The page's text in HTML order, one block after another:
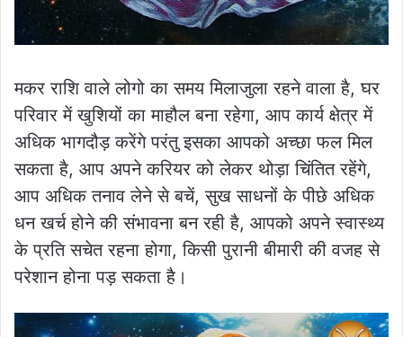
मकर राशि वाले लोगो का समय मिलाजुला रहने वाला है, घर
परिवार में खुशियों का माहौल बना रहेगा, आप कार्य क्षेत्र में
अधिक भागदौड़ करेंगे परंतु इसका आपको अच्छा फल मिल
सकता है, आप अपने करियर को लेकर थोड़ा चिंतित रहेंगे,
आप अधिक तनाव लेने से बचें, सुख साधनों के पीछे अधिक
धन खर्च होने की संभावना बन रही है, आपको अपने स्वास्थ्य
के प्रति सचेत रहना होगा, किसी पुरानी बीमारी की वजह से
परेशान होना पड़ सकता है।